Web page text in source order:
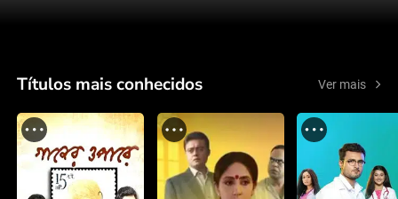
Títulos mais conhecidos Ver mais